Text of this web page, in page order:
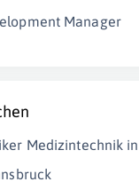
Manager
Medizintechnik